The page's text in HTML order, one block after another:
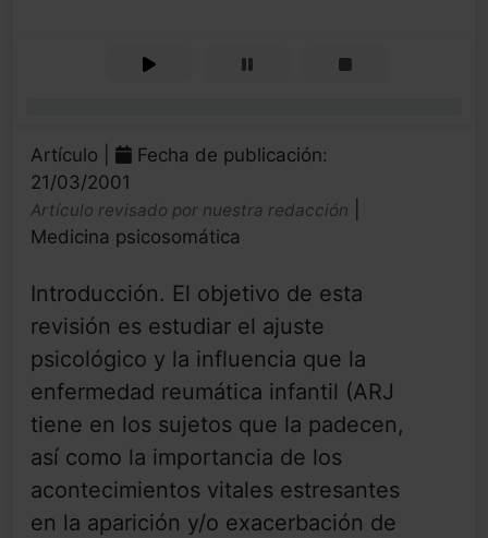
Artículo |
Fecha de publicación:
21/03/2001
Artículo revisado por nuestra redacción
Medicina psicosomática
Introducción. El objetivo de esta
revisión es estudiar el ajuste
psicológico y la influencia que la
enfermedad reumática infantil (ARJ
tiene en los sujetos que la padecen,
así como la importancia de los
acontecimientos vitales estresantes
en la aparición y/o exacerbación de